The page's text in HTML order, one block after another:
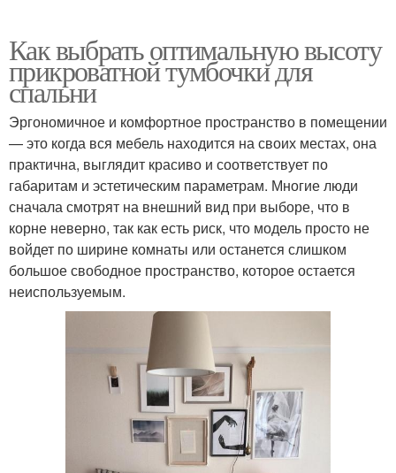
Как выбрать оптимальную высоту
прикроватной тумбочки для
спальни
Эргономичное и комфортное пространство в помещении
— это когда вся мебель находится на своих местах, она
практична, выглядит красиво и соответствует по
габаритам и эстетическим параметрам. Многие люди
сначала смотрят на внешний вид при выборе, что в
корне неверно, так как есть риск, что модель просто не
войдет по ширине комнаты или останется слишком
большое свободное пространство, которое остается
неиспользуемым.